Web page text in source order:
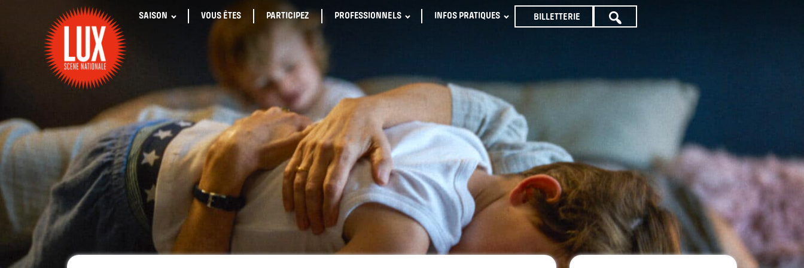
SAISON VOUS ÊTES PARTICIPEZ PROFESSIONNELS INFOS PRATIQUES BILLETTERIE
TOUTE